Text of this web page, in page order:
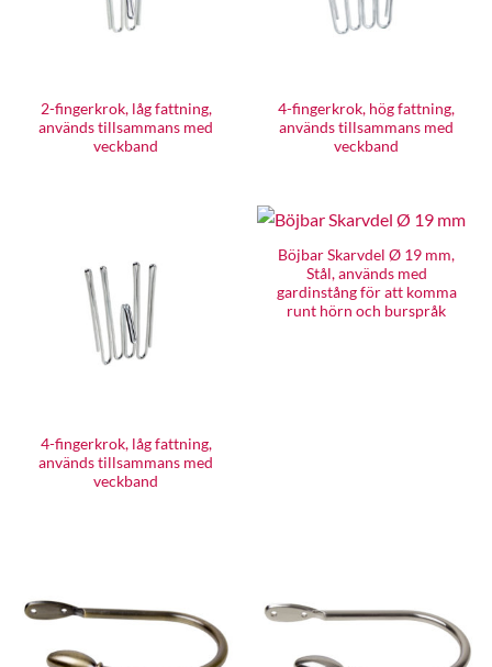
2-fingerkrok, låg fattning,
används tillsammans med
veckband
4-fingerkrok, hög fattning,
används tillsammans med
veckband
4-fingerkrok, låg fattning,
används tillsammans med
veckband
Böjbar Skarvdel Ø 19 mm,
Stål, används med
gardinstång för att komma
runt hörn och burspråk